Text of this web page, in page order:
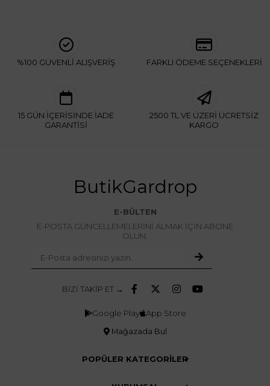
%100 GÜVENLİ ALIŞVERİŞ FARKLI ÖDEME SEÇENEKLERİ
15 GÜN İÇERİSİNDE İADE
GARANTİSİ
2500 TL VE ÜZERİ ÜCRETSİZ
KARGO
ButikGardrop
E-BÜLTEN
E-POSTA GÜNCELLEMELERİNİ ALMAK İÇİN ABONE
OLUN.
BİZİ TAKİP ET →
Google Play App Store
Mağazada Bul
POPÜLER KATEGORİLER